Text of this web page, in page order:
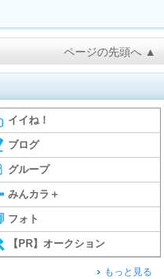
ページの先頭へ ▲
イイね！
ブログ
グループ
みんカラ＋
フォト
【PR】オークション
もっと見る